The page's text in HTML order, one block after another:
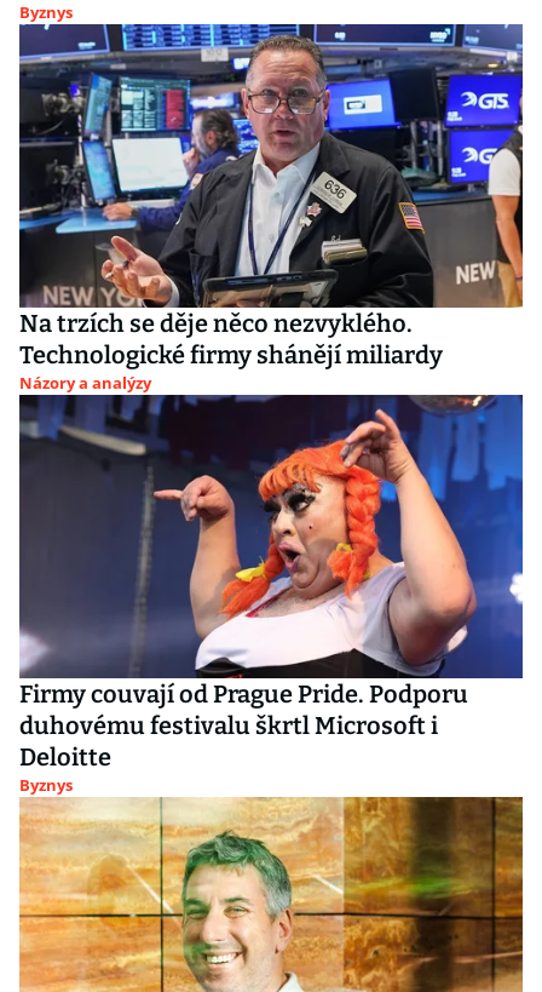
Byznys
Na trzích se děje něco nezvyklého.
Technologické firmy shánějí miliardy
Názory a analýzy
Firmy couvají od Prague Pride. Podporu
duhovému festivalu škrtl Microsoft i
Deloitte
Byznys